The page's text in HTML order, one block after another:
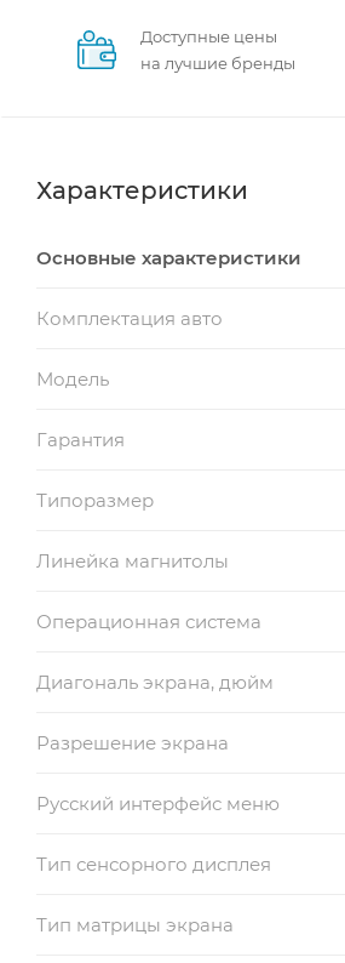
Доступные цены
на лучшие бренды
Характеристики
Основные характеристики
Комплектация авто
Модель
Гарантия
Типоразмер
Линейка магнитолы
Операционная система
Диагональ экрана, дюйм
Разрешение экрана
Русский интерфейс меню
Тип сенсорного дисплея
Тип матрицы экрана